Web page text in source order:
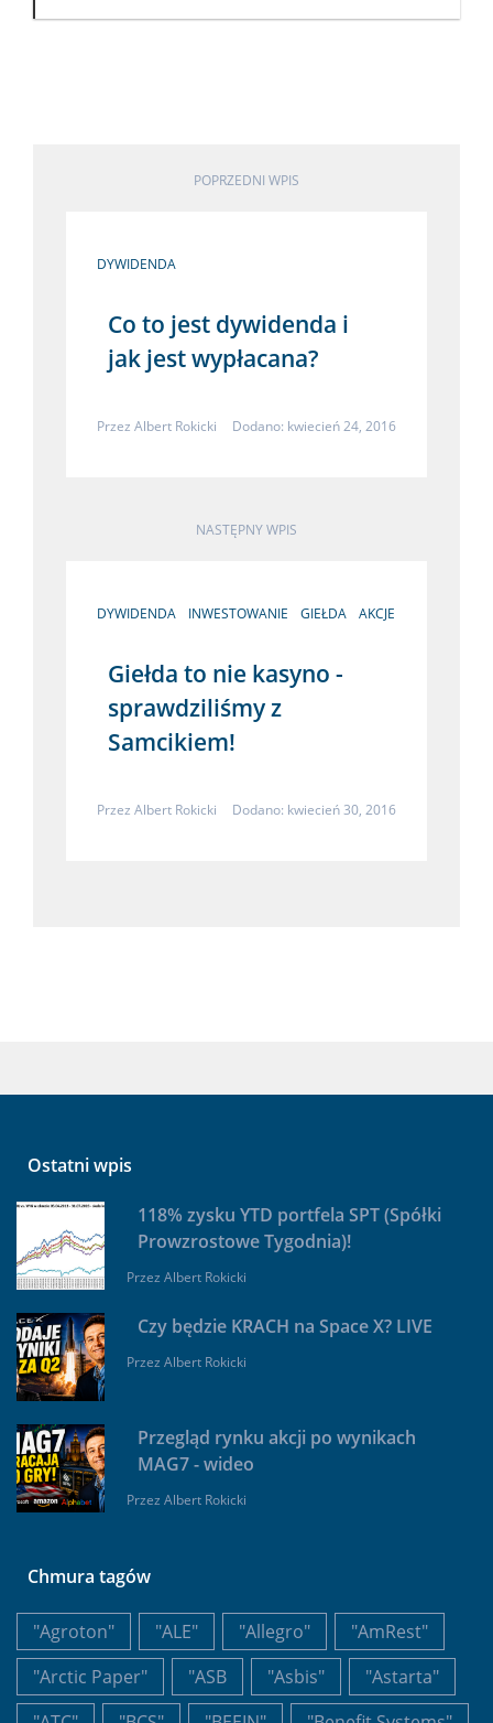
POPRZEDNI WPIS
DYWIDENDA
Co to jest dywidenda i
jak jest wypłacana?
Przez Albert Rokicki Dodano: kwiecień 24, 2016
NASTĘPNY WPIS
DYWIDENDA INWESTOWANIE GIEŁDA AKCJE
Giełda to nie kasyno -
sprawdziliśmy z
Samcikiem!
Przez Albert Rokicki Dodano: kwiecień 30, 2016
Ostatni wpis
118% zysku YTD portfela SPT (Spółki
Prowzrostowe Tygodnia)!
Przez Albert Rokicki
Czy będzie KRACH na Space X? LIVE
Przez Albert Rokicki
Przegląd rynku akcji po wynikach
MAG7 - wideo
Przez Albert Rokicki
Chmura tagów
"Agroton" "ALE" "Allegro"
"AmRest"
"Arctic Paper"
"ASB "Asbis"
"Astarta"